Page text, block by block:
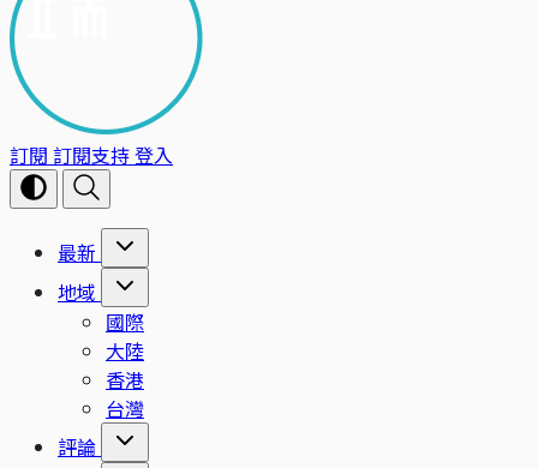
訂閱 訂閱支持登入
最新
地域
國際
大陸
香港
台灣
評論